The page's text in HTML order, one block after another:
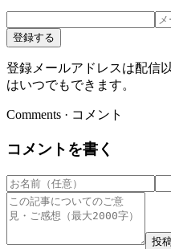
登録する
登録メールアドレスは配信
はいつでもできます。
Comments · コメント
コメントを書く
投